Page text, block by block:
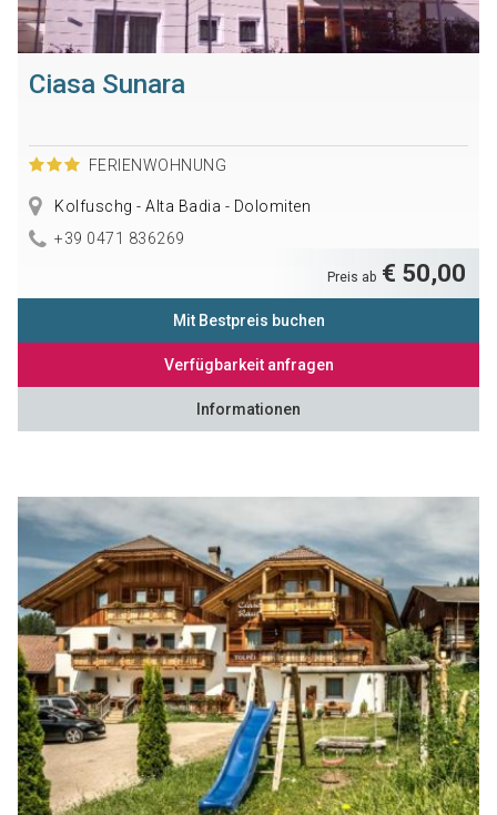
Ciasa Sunara
FERIENWOHNUNG
Kolfuschg - Alta Badia - Dolomiten
+39 0471 836269
Preis ab € 50,00
Mit Bestpreis buchen
Verfügbarkeit anfragen
Informationen